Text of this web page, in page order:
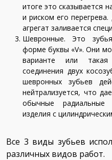
итоге это сказывается
и риском его
агрегат заливается
Шевронные. Это
форме буквы «V». Они
варианте или
соединения двух
шевронных зубьев
нейтрализуется, что
обычные радиальные
изделия с
Все 3 виды зубьев
различных видов работ.